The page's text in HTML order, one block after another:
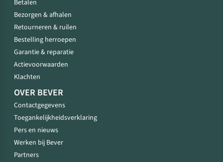
Betalen
Bezorgen & afhalen
Retourneren & ruilen
Bestelling herroepen
Garantie & reparatie
Actievoorwaarden
Klachten
OVER BEVER
Contactgegevens
Toegankelijkheidsverklaring
Pers en nieuws
Werken bij Bever
Partners